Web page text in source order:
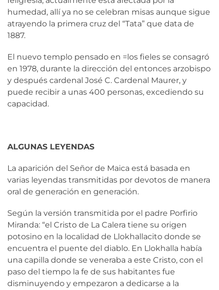
humedad, allí ya no se celebran misas aunque sigue
atrayendo la primera cruz del “Tata” que data de
1887.
El nuevo templo pensado en =los fieles se consagró
en 1978, durante la dirección del entonces arzobispo
y después cardenal José C. Cardenal Maurer, y
puede recibir a unas 400 personas, excediendo su
capacidad.
ALGUNAS LEYENDAS
La aparición del Señor de Maica está basada en
varias leyendas transmitidas por devotos de manera
oral de generación en generación.
Según la versión transmitida por el padre Porfirio
Miranda: “el Cristo de La Calera tiene su origen
potosino en la localidad de Llokhallacito donde se
encuentra el puente del diablo. En Llokhalla había
una capilla donde se veneraba a este Cristo, con el
paso del tiempo la fe de sus habitantes fue
disminuyendo y empezaron a dedicarse a la